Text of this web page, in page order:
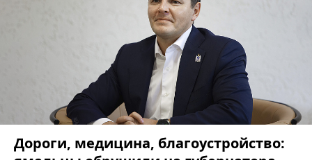
Дороги, медицина, благоустройство: